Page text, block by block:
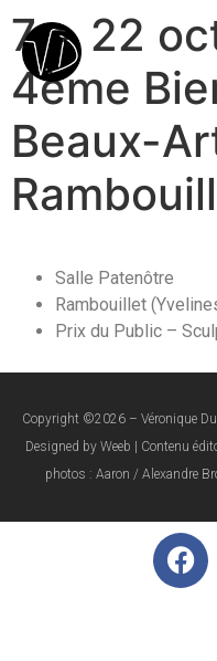
7 > 22
4ème
Beaux-
Salle Patenôtre
Rambouillet
Prix du Public –
Copyright ©2026 – Véronique
Designed by Weeb | Contenu
photos : Aaron / Alexandre